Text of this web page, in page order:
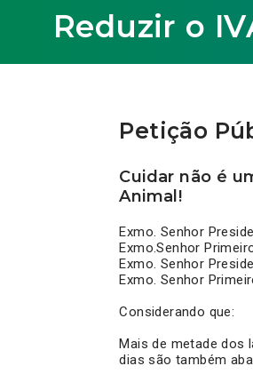
Reduzir o
Petição
Cuidar não é
Animal!
Exmo. Senhor
Exmo.Senhor
Exmo. Senhor
Exmo. Senhor
Considerando que:
Mais de metade dos
dias são também